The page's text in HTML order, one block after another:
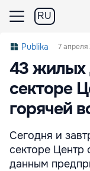
RU
Publika 7 апреля
43 жилых
секторе
горячей
Сегодня и
секторе Центр
данным